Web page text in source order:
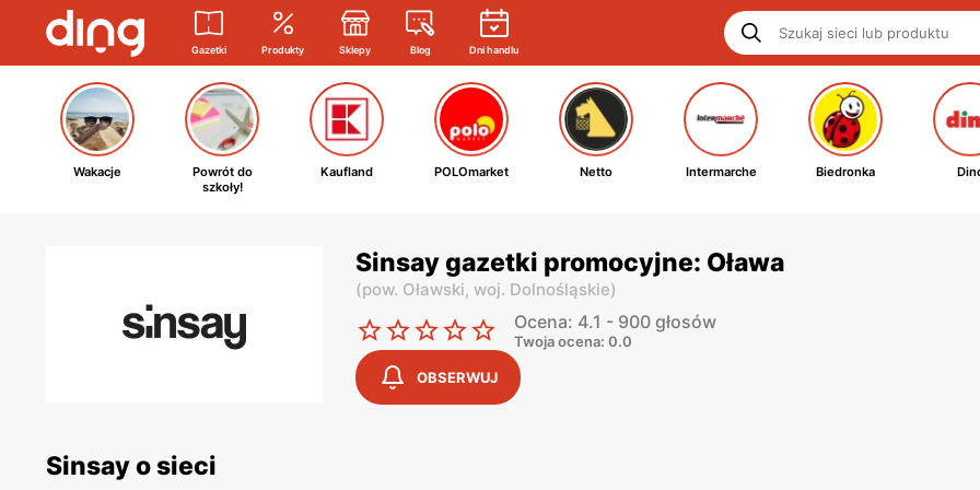
Gazetki Produkty Sklepy Blog Dni handlu
Wakacje
Powrót do
szkoły!
Kaufland POLOmarket Netto Intermarche Biedronka
Sinsay gazetki promocyjne: Oława
(pow. Oławski, woj. Dolnośląskie)
Ocena: 4.1 - 900 głosów
Twoja ocena: 0.0
OBSERWUJ
Sinsay o sieci